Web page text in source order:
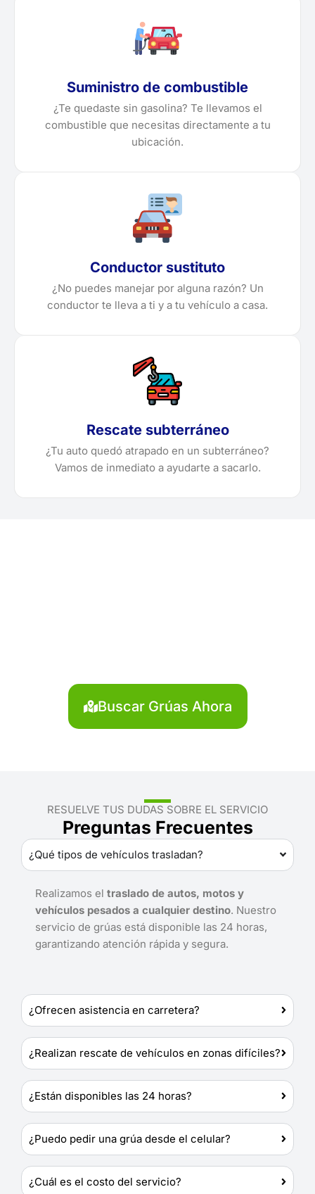
Suministro de combustible
¿Te quedaste sin gasolina? Te llevamos el
combustible que necesitas directamente a tu
ubicación.
Conductor sustituto
¿No puedes manejar por alguna razón? Un
conductor te lleva a ti y a tu vehículo a casa.
Rescate subterráneo
¿Tu auto quedó atrapado en un subterráneo?
Vamos de inmediato a ayudarte a sacarlo.
Buscar Grúas Ahora
RESUELVE TUS DUDAS SOBRE EL SERVICIO
Preguntas Frecuentes
¿Qué tipos de vehículos trasladan?
Realizamos el traslado de autos, motos y
vehículos pesados a cualquier destino. Nuestro
servicio de grúas está disponible las 24 horas,
garantizando atención rápida y segura.
¿Ofrecen asistencia en carretera?
¿Realizan rescate de vehículos en zonas difíciles?
¿Están disponibles las 24 horas?
¿Puedo pedir una grúa desde el celular?
¿Cuál es el costo del servicio?